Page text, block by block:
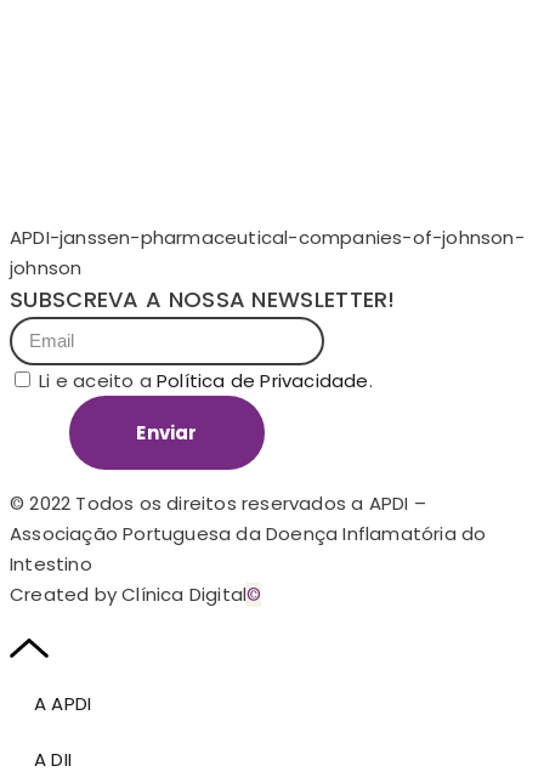
APDI-janssen-pharmaceutical-companies-of-johnson-
johnson
SUBSCREVA A NOSSA NEWSLETTER!
Li e aceito aPolítica de Privacidade.
Enviar
© 2022 Todos os direitos reservados a APDI –
Associação Portuguesa da Doença Inflamatória do
Intestino
Created by Clínica Digital©
A APDI
A DII